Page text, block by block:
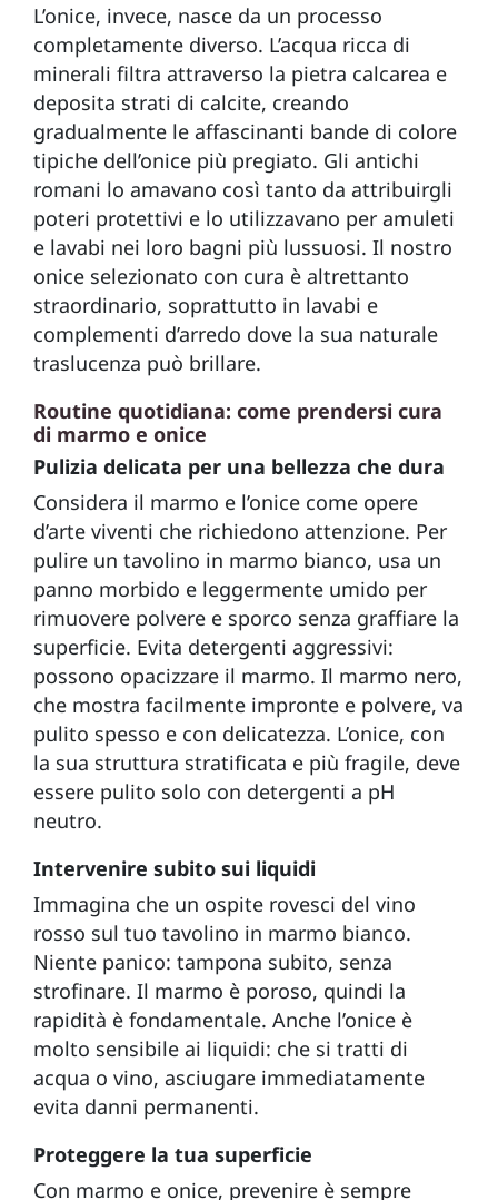
L’onice, invece, nasce da un processo
completamente diverso. L’acqua ricca di
minerali filtra attraverso la pietra calcarea e
deposita strati di calcite, creando
gradualmente le affascinanti bande di colore
tipiche dell’onice più pregiato. Gli antichi
romani lo amavano così tanto da attribuirgli
poteri protettivi e lo utilizzavano per amuleti
e lavabi nei loro bagni più lussuosi. Il nostro
onice selezionato con cura è altrettanto
straordinario, soprattutto in lavabi e
complementi d’arredo dove la sua naturale
traslucenza può brillare.
Routine quotidiana: come prendersi cura
di marmo e onice
Pulizia delicata per una bellezza che dura
Considera il marmo e l’onice come opere
d’arte viventi che richiedono attenzione. Per
pulire un tavolino in marmo bianco, usa un
panno morbido e leggermente umido per
rimuovere polvere e sporco senza graffiare la
superficie. Evita detergenti aggressivi:
possono opacizzare il marmo. Il marmo nero,
che mostra facilmente impronte e polvere, va
pulito spesso e con delicatezza. L’onice, con
la sua struttura stratificata e più fragile, deve
essere pulito solo con detergenti a pH
neutro.
Intervenire subito sui liquidi
Immagina che un ospite rovesci del vino
rosso sul tuo tavolino in marmo bianco.
Niente panico: tampona subito, senza
strofinare. Il marmo è poroso, quindi la
rapidità è fondamentale. Anche l’onice è
molto sensibile ai liquidi: che si tratti di
acqua o vino, asciugare immediatamente
evita danni permanenti.
Proteggere la tua superficie
Con marmo e onice, prevenire è sempre